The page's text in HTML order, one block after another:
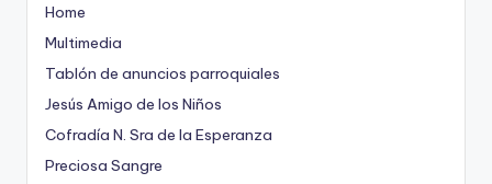
Home
Multimedia
Tablón de anuncios parroquiales
Jesús Amigo de los Niños
Cofradía N. Sra de la Esperanza
Preciosa Sangre